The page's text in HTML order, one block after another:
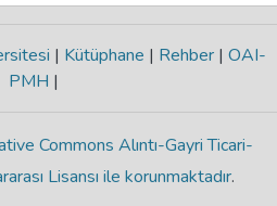
| Kütüphane | Rehber | OAI-
PMH |
Commons Alıntı-Gayri Ticari-
Lisansı ile korunmaktadır.